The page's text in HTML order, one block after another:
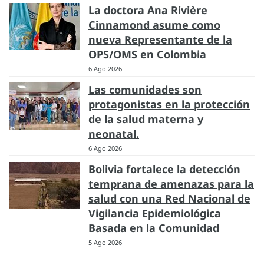
La doctora Ana Rivière
Cinnamond asume como
nueva Representante de la
OPS/OMS en Colombia
6 Ago 2026
Las comunidades son
protagonistas en la protección
de la salud materna y
neonatal.
6 Ago 2026
Bolivia fortalece la detección
temprana de amenazas para la
salud con una Red Nacional de
Vigilancia Epidemiológica
Basada en la Comunidad
5 Ago 2026